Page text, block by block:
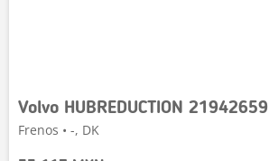
Volvo HUBREDUCTION 21942659
Frenos • -, DK